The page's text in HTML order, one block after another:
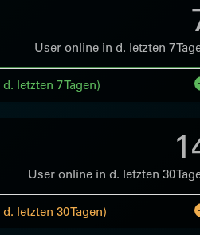
User online in d. letzten 7
letzten 7 Tagen)
User online in d. letzten 30
letzten 30 Tagen)